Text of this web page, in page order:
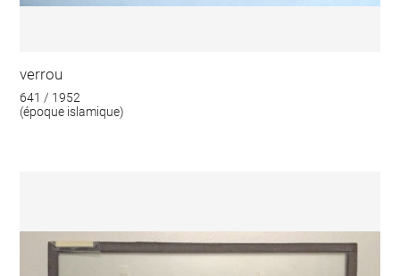
verrou
641 / 1952
(époque islamique)